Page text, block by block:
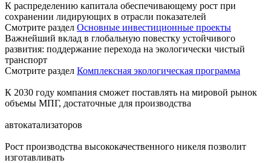
К распределению капитала обеспечивающему рост при
сохранении лидирующих в отрасли показателей
Смотрите раздел Основные инвестиционные проекты
Важнейший вклад в глобальную повестку устойчивого
развития: поддержание перехода на экологически чистый
транспорт
Смотрите раздел Комплексная экологическая программа
К 2030 году компания сможет поставлять на мировой рынок
объемы МПГ, достаточные для производства
автокатализаторов
Рост производства высококачественного никеля позволит
изготавливать